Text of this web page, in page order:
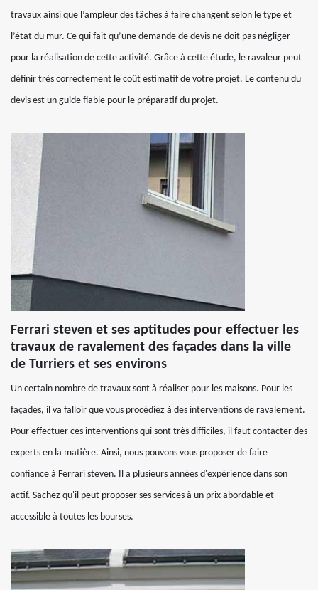
travaux ainsi que l’ampleur des tâches à faire changent selon le type et
l’état du mur. Ce qui fait qu’une demande de devis ne doit pas négliger
pour la réalisation de cette activité. Grâce à cette étude, le ravaleur peut
définir très correctement le coût estimatif de votre projet. Le contenu du
devis est un guide fiable pour le préparatif du projet.
Ferrari steven et ses aptitudes pour effectuer les
travaux de ravalement des façades dans la ville
de Turriers et ses environs
Un certain nombre de travaux sont à réaliser pour les maisons. Pour les
façades, il va falloir que vous procédiez à des interventions de ravalement.
Pour effectuer ces interventions qui sont très difficiles, il faut contacter des
experts en la matière. Ainsi, nous pouvons vous proposer de faire
confiance à Ferrari steven. Il a plusieurs années d'expérience dans son
actif. Sachez qu'il peut proposer ses services à un prix abordable et
accessible à toutes les bourses.